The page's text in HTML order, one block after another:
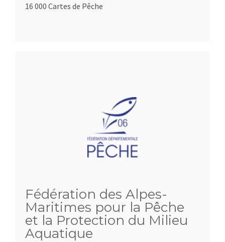
16 000 Cartes de Pêche
Fédération des Alpes-
Maritimes pour la Pêche
et la Protection du Milieu
Aquatique